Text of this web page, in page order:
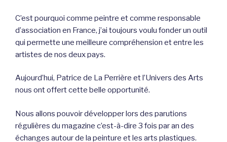
C’est pourquoi comme peintre et comme responsable
d’association en France, j’ai toujours voulu fonder un outil
qui permette une meilleure compréhension et entre les
artistes de nos deux pays.
Aujourd’hui, Patrice de La Perrière et l’Univers des Arts
nous ont offert cette belle opportunité.
Nous allons pouvoir développer lors des parutions
régulières du magazine c’est-à-dire 3 fois par an des
échanges autour de la peinture et les arts plastiques.